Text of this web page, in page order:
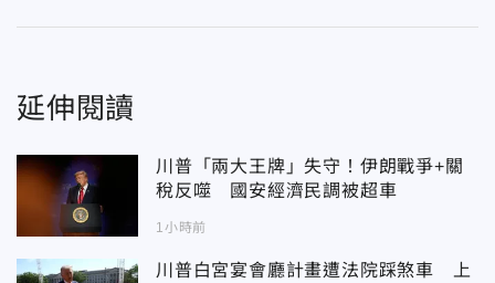
延伸閱讀
川普「兩大王牌」失守！伊朗戰爭+關
稅反噬 國安經濟民調被超車
1小時前
川普白宮宴會廳計畫遭法院踩煞車 上